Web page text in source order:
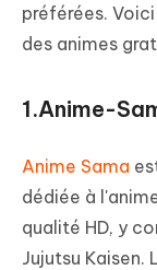
préférées.
des animes
1.Anime-
Anime Sama
dédiée à
qualité HD, y
Jujutsu